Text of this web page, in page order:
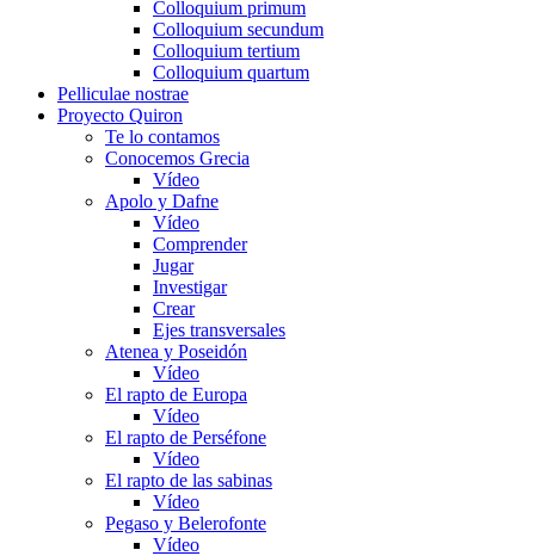
Colloquium primum
Colloquium secundum
Colloquium tertium
Colloquium quartum
Pelliculae nostrae
Proyecto Quiron
Te lo contamos
Conocemos Grecia
Vídeo
Apolo y Dafne
Vídeo
Comprender
Jugar
Investigar
Crear
Ejes transversales
Atenea y Poseidón
Vídeo
El rapto de Europa
Vídeo
El rapto de Perséfone
Vídeo
El rapto de las sabinas
Vídeo
Pegaso y Belerofonte
Vídeo